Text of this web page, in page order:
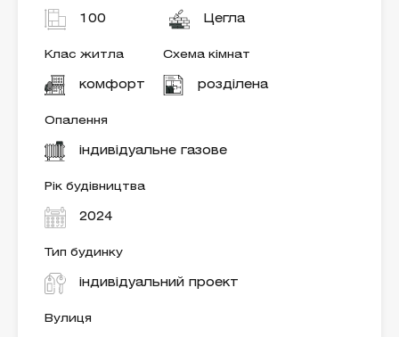
100 Цегла
Клас житла
комфорт
Схема кімнат
розділена
Опалення
індивідуальне газове
Рік будівництва
2024
Тип будинку
індивідуальний проект
Вулиця